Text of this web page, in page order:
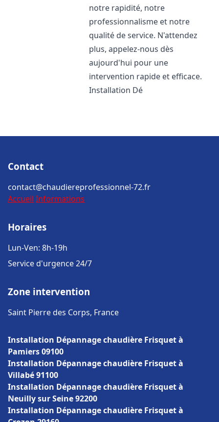
notre rapidité, notre
professionnalisme et notre
qualité de service. N'attendez
plus, appelez-nous dès
aujourd'hui pour une
intervention rapide et efficace.
Installation Dé
Contact
contact@chaudiereprofessionnel-72.fr
Accueil Informations
Horaires
Lun-Ven: 8h-19h
Service d'urgence 24/7
Zone intervention
Saint Pierre des Corps, France
Installation Dépannage chaudière Frisquet à
Pamiers 09100
Installation Dépannage chaudière Frisquet à
Villabé 91100
Installation Dépannage chaudière Frisquet à
Neuilly sur Seine 92200
Installation Dépannage chaudière Frisquet à